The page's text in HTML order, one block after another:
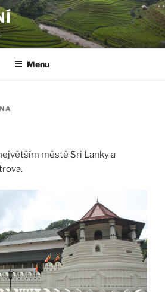
Menu
městě Sri Lanky a